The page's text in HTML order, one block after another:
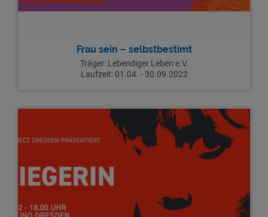
Frau sein – selbstbestimt
Träger: Lebendiger Leben e.V.
Laufzeit: 01.04. - 30.09.2022